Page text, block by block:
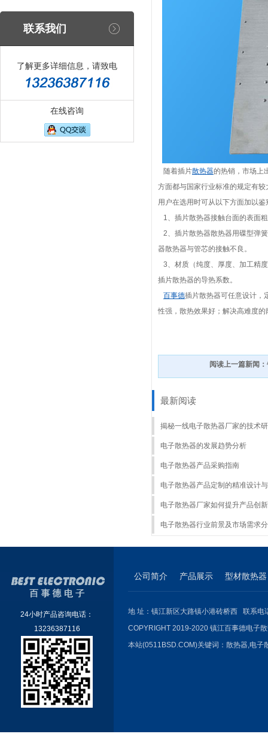
联系我们
了解更多详细信息，请致电
在线咨询
随着插片散热器的热销，市场上
方面都与国家行业标准的规定有
用户在选用时可从以下方面加以
1、插片散热器接触台面的表面
2、插片散热器散热器用碟型弹
器散热器与管芯的接触不良。
3、材质（纯度、厚度、加工精
插片散热器的导热系数。
百事德插片散热器可任意设计，
性强，散热效果好；解决高难度
阅读上一篇新闻：
最新阅读
揭秘一线电子散热器厂家的技术
电子散热器的发展趋势分析
电子散热器产品采购指南
电子散热器产品定制的精准设计
电子散热器厂家如何提升产品创
电子散热器行业前景及市场需求
24小时产品咨询电话：
13236387116
公司简介 产品展示 型材散热器
地 址：镇江新区大路镇小港砖桥西 联系
COPYRIGHT 2019-2020 镇江百事德电子
本站(0511BSD.COM)关键词： 散热器,电子